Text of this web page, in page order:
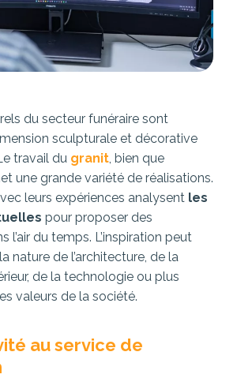
du secteur funéraire sont
sculpturale et décorative
travail du granit , bien que
une grande variété de réalisations.
leurs expériences analysent les
pour proposer des
l’air du temps. L’inspiration peut
nature de l’architecture, de la
de la technologie ou plus
valeurs de la société.
au service de